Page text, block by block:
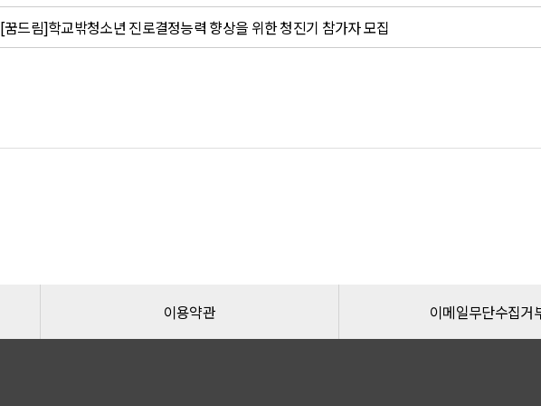
[꿈드림]학교밖청소년 진로결정능력 향상을 위한 청진기 참가자 모집
이용약관 이메일무단수집거